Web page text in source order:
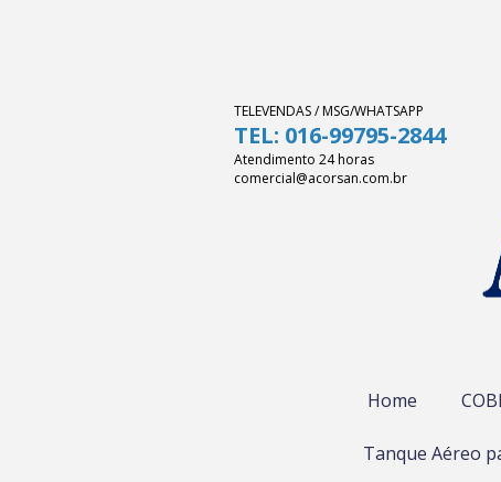
TELEVENDAS / MSG/WHATSAPP
TEL: 016-99795-2844
Atendimento 24 horas
comercial@acorsan.com.br
Home
Tanque Aéreo